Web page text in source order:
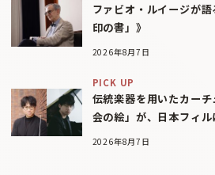
ファビオ・ルイージが
印の書」》
2026年8月7日
PICK UP
伝統楽器を用いたカー
会の絵」が、日本フィル
2026年8月7日